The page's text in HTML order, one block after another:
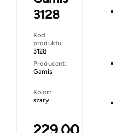
3128
Kod
produktu:
3128
Producent:
Gamis
Kolor:
szary